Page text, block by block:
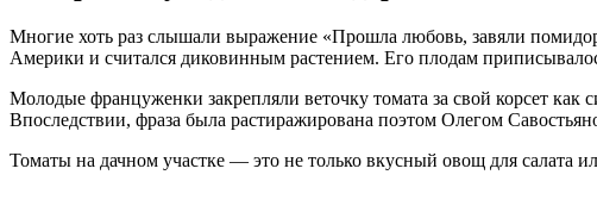
Многие хоть раз слышали выражение «Прошла любовь, завяли
Америки и считался диковинным растением. Его плодам
Молодые француженки закрепляли веточку томата за свой корсет
Впоследствии, фраза была растиражирована поэтом Олегом
Томаты на дачном участке — это не только вкусный овощ для салата